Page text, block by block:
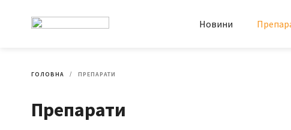
Новини
ГОЛОВНА ПРЕПАРАТИ
Препарати